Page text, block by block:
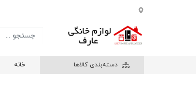
دسته‌بندی کالاها خانه